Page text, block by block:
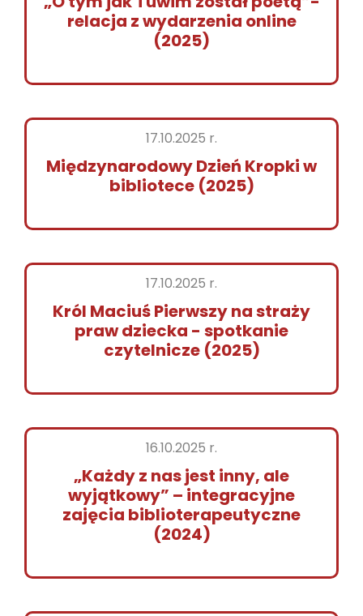
relacja z wydarzenia online
(2025)
17.10.2025 r.
Międzynarodowy Dzień Kropki w
bibliotece (2025)
17.10.2025 r.
Król Maciuś Pierwszy na straży
praw dziecka - spotkanie
czytelnicze (2025)
16.10.2025 r.
„Każdy z nas jest inny, ale
wyjątkowy” – integracyjne
zajęcia biblioterapeutyczne
(2024)